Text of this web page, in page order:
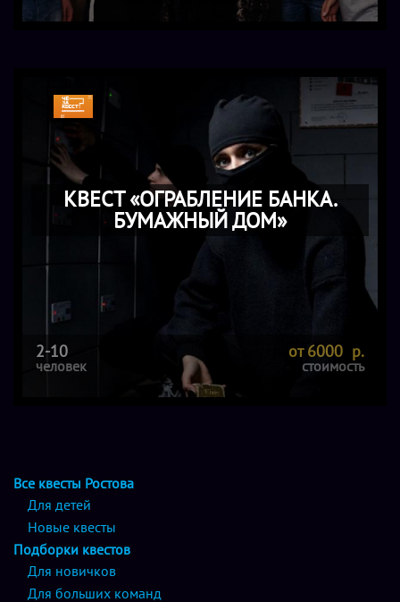
КВЕСТ «ОГРАБЛЕНИЕ БАНКА.
БУМАЖНЫЙ ДОМ»
2-10
человек
от 6000 р.
стоимость
Все квесты Ростова
Для детей
Новые квесты
Подборки квестов
Для новичков
Для больших команд